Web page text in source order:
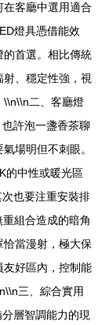
客廳中選用適合
燈具憑借能效
的首選。相比傳統
、穩定性強，視
\\n\\n二、客廳燈
許泡一盞香茶聊
場明但不刺眼。
的中性或暖光區
也要注重安裝排
組合造成的暗角
恰當漫射，極大保
友好區內，控制能
三、綜合實用
層智調能力的現